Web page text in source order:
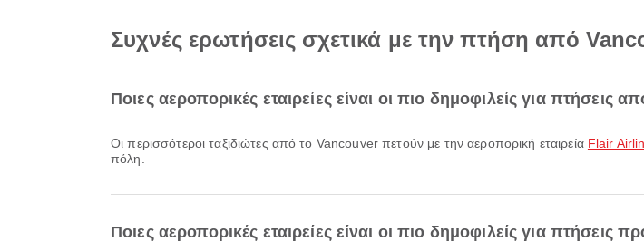
Συχνές ερωτήσεις σχετικά με την πτήση από
Ποιες αεροπορικές εταιρείες είναι οι πιο δημοφιλείς για πτήσεις
Οι περισσότεροι ταξιδιώτες από το Vancouver πετούν με την αεροπορική εταιρεία Flair
πόλη.
Ποιες αεροπορικές εταιρείες είναι οι πιο δημοφιλείς για πτήσεις